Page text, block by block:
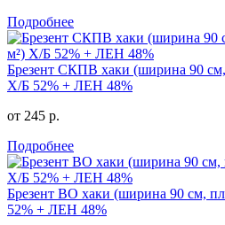
Подробнее
Брезент СКПВ хаки (ширина 90 см,
Х/Б 52% + ЛЕН 48%
от 245 р.
Подробнее
Брезент ВО хаки (ширина 90 см,
52% + ЛЕН 48%